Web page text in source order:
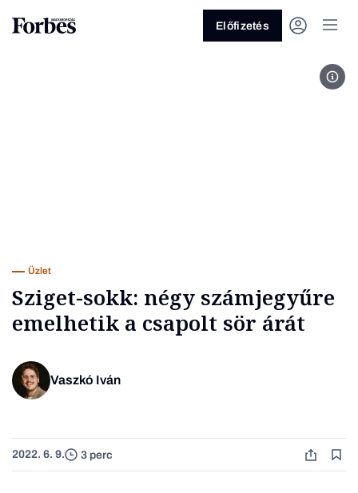
Előfizetés
Üzlet
Sziget-sokk: négy számjegyűre
emelhetik a csapolt sör árát
Vaszkó Iván
2022. 6. 9. 3 perc